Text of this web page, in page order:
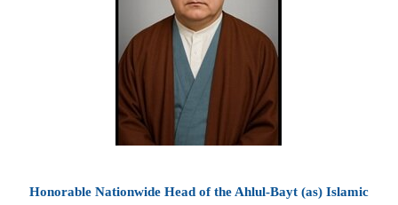
Honorable Nationwide Head of the Ahlul-Bayt (as) Islamic